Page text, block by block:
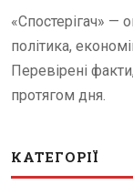
«Спостерігач» —
політика,
Перевірені
протягом дня.
КАТЕГОРІЇ